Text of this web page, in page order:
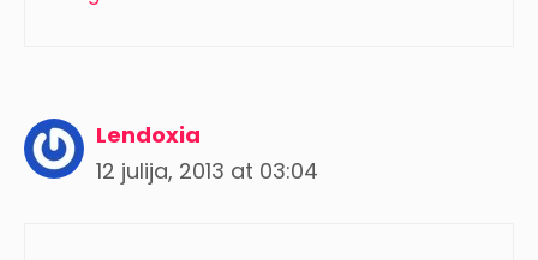
Lendoxia
12 julija, 2013 at 03:04